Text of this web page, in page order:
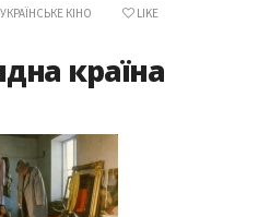
УКРАЇНСЬКЕ КІНО LIKE
країна